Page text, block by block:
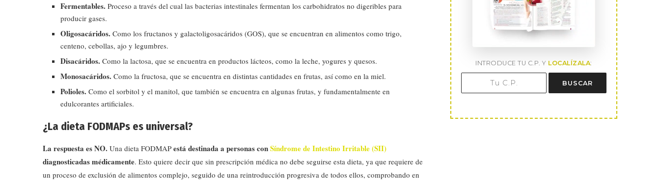
Fermentables. Proceso a través del cual las bacterias intestinales fermentan los carbohidratos no digeribles para
producir gases.
Oligosacáridos. Como los fructanos y galactoligosacáridos (GOS), que se encuentran en alimentos como trigo,
centeno, cebollas, ajo y legumbres.
Disacáridos. Como la lactosa, que se encuentra en productos lácteos, como la leche, yogures y quesos.
Monosacáridos. Como la fructosa, que se encuentra en distintas cantidades en frutas, así como en la miel.
Polioles. Como el sorbitol y el manitol, que también se encuentra en algunas frutas, y fundamentalmente en
edulcorantes artificiales.
¿La dieta FODMAPs es universal?
La respuesta es NO. Una dieta FODMAP está destinada a personas conSíndrome de Intestino Irritable (SII)
diagnosticadas médicamente. Esto quiere decir que sin prescripción médica no debe seguirse esta dieta, ya que requiere de
un proceso de exclusión de alimentos complejo, seguido de una reintroducción progresiva de todos ellos, comprobando en
INTRODUCE TU C.P. Y LOCALÍZALA:
BUSCAR